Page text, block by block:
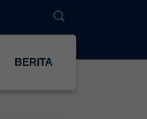
BERITA